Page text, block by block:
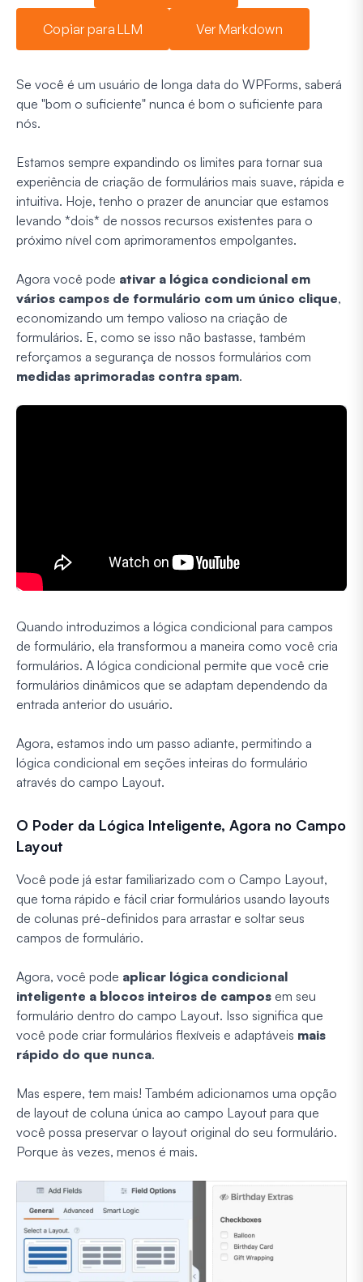
Copiar para LLM Ver Markdown
Se você é um usuário de longa data do WPForms, saberá
que "bom o suficiente" nunca é bom o suficiente para
nós.
Estamos sempre expandindo os limites para tornar sua
experiência de criação de formulários mais suave, rápida e
intuitiva. Hoje, tenho o prazer de anunciar que estamos
levando *dois* de nossos recursos existentes para o
próximo nível com aprimoramentos empolgantes.
Agora você pode ativar a lógica condicional em
vários campos de formulário com um único clique,
economizando um tempo valioso na criação de
formulários. E, como se isso não bastasse, também
reforçamos a segurança de nossos formulários com
medidas aprimoradas contra spam.
Quando introduzimos a lógica condicional para campos
de formulário, ela transformou a maneira como você cria
formulários. A lógica condicional permite que você crie
formulários dinâmicos que se adaptam dependendo da
entrada anterior do usuário.
Agora, estamos indo um passo adiante, permitindo a
lógica condicional em seções inteiras do formulário
através do campo Layout.
O Poder da Lógica Inteligente, Agora no Campo
Layout
Você pode já estar familiarizado com o Campo Layout,
que torna rápido e fácil criar formulários usando layouts
de colunas pré-definidos para arrastar e soltar seus
campos de formulário.
Agora, você pode aplicar lógica condicional
inteligente a blocos inteiros de campos em seu
formulário dentro do campo Layout. Isso significa que
você pode criar formulários flexíveis e adaptáveis mais
rápido do que nunca.
Mas espere, tem mais! Também adicionamos uma opção
de layout de coluna única ao campo Layout para que
você possa preservar o layout original do seu formulário.
Porque às vezes, menos é mais.